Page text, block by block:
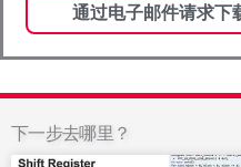
下一步去哪里？